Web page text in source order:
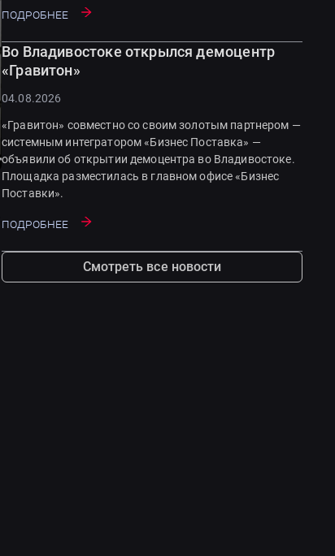
Подробнее
Во Владивостоке открылся демоцентр
«Гравитон»
04.08.2026
«Гравитон» совместно со своим золотым партнером —
системным интегратором «Бизнес Поставка» —
объявили об открытии демоцентра во Владивостоке.
Площадка разместилась в главном офисе «Бизнес
Поставки».
Подробнее
Смотреть все новости